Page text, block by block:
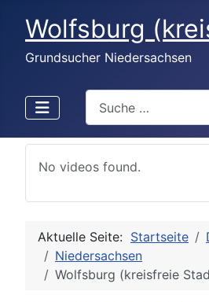
Wolfsburg
Grundsucher Niedersachsen
No videos found.
Aktuelle Seite: Startseite
Niedersachsen
Wolfsburg (kreisfreie